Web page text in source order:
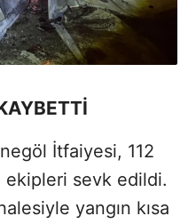
İtfaiyesi, 112
ekipleri sevk edildi.
yangın kısa